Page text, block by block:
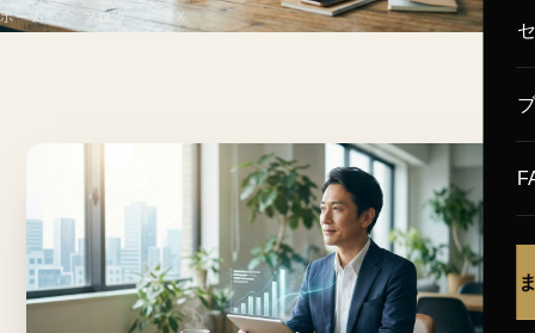
ホーム ブログ ／ DX